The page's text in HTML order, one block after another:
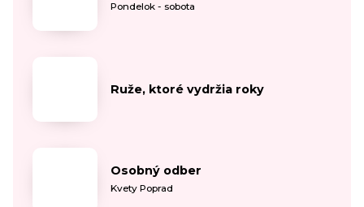
Pondelok - sobota
Ruže, ktoré vydržia roky
Osobný odber
Kvety Poprad